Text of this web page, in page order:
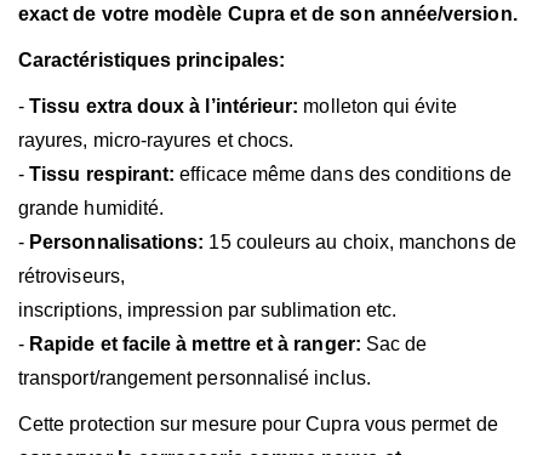
exact de votre modèle Cupra et de son année/version.
Caractéristiques principales:
-Tissu extra doux à l’intérieur: molleton qui évite
rayures, micro-rayures et chocs.
-Tissu respirant: efficace même dans des conditions de
grande humidité.
- Personnalisations: 15 couleurs au choix, manchons de
rétroviseurs,
inscriptions, impression par sublimation etc.
- Rapide et facile à mettre et à ranger: Sac de
transport/rangement personnalisé inclus.
Cette protection sur mesure pour Cupra vous permet de